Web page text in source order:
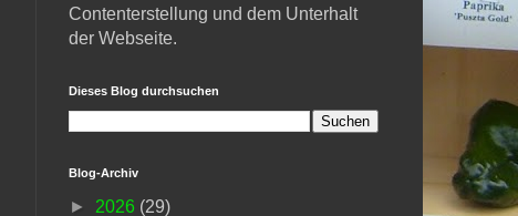
Contenterstellung und dem Unterhalt
der Webseite.
Dieses Blog durchsuchen
Blog-Archiv
► 2026 (29)